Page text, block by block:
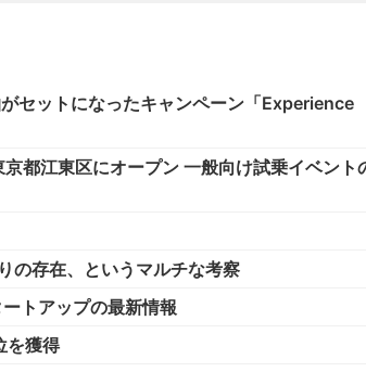
セットになったキャンペーン「Experience
都江東区にオープン 一般向け試乗イベント
の存在、というマルチな考察
トアップの最新情報
を獲得